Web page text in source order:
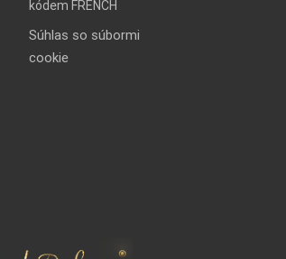
kódem FRENCH
Súhlas so súbormi
cookie